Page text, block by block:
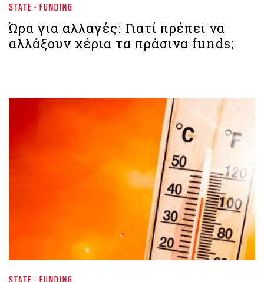
STATE - FUNDING
Ώρα για αλλαγές: Γιατί πρέπει να
αλλάξουν χέρια τα πράσινα funds;